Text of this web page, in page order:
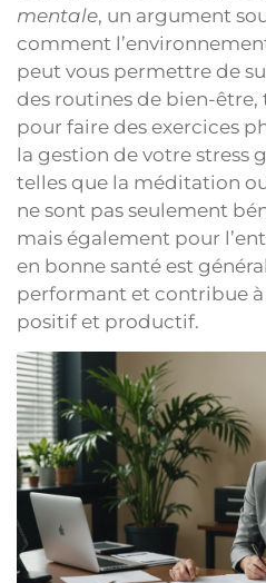
mentale, un argument
comment
peut vous permettre de
des routines de bien-être,
pour faire des exercices
la gestion de votre stress
telles que la méditation
ne sont pas seulement
mais également pour
en bonne santé est
performant et contribue
positif et productif.